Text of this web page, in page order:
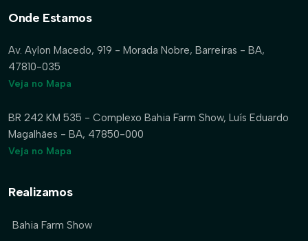
Onde Estamos
Av. Aylon Macedo, 919 - Morada Nobre, Barreiras - BA,
47810-035
Veja no Mapa
BR 242 KM 535 - Complexo Bahia Farm Show, Luís Eduardo
Magalhães - BA, 47850-000
Veja no Mapa
Realizamos
Bahia Farm Show